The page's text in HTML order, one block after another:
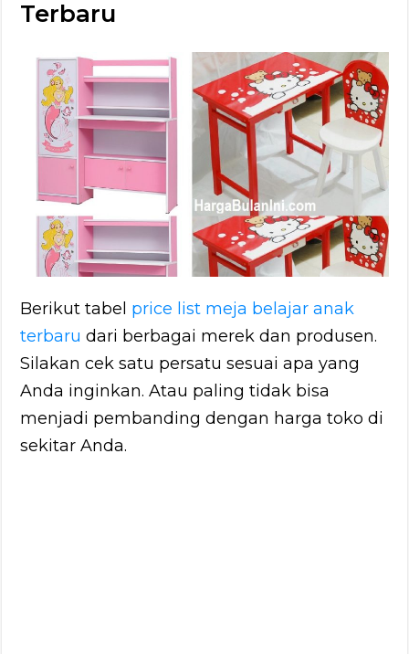
Terbaru
Berikut tabel price list meja belajar anak
terbaru dari berbagai merek dan produsen.
Silakan cek satu persatu sesuai apa yang
Anda inginkan. Atau paling tidak bisa
menjadi pembanding dengan harga toko di
sekitar Anda.